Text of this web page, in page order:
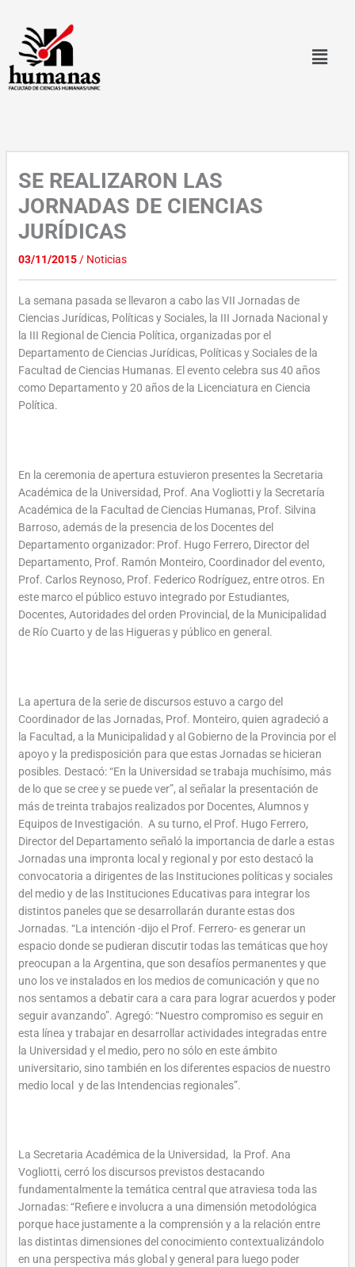
contenido
SE REALIZARON LAS
JORNADAS DE CIENCIAS
JURÍDICAS
03/11/2015/ Noticias
La semana pasada se llevaron a cabo las VII Jornadas de
Ciencias Jurídicas, Políticas y Sociales, la III Jornada Nacional y
la III Regional de Ciencia Política, organizadas por el
Departamento de Ciencias Jurídicas, Políticas y Sociales de la
Facultad de Ciencias Humanas. El evento celebra sus 40 años
como Departamento y 20 años de la Licenciatura en Ciencia
Política.
En la ceremonia de apertura estuvieron presentes la Secretaria
Académica de la Universidad, Prof. Ana Vogliotti y la Secretaría
Académica de la Facultad de Ciencias Humanas, Prof. Silvina
Barroso, además de la presencia de los Docentes del
Departamento organizador: Prof. Hugo Ferrero, Director del
Departamento, Prof. Ramón Monteiro, Coordinador del evento,
Prof. Carlos Reynoso, Prof. Federico Rodríguez, entre otros. En
este marco el público estuvo integrado por Estudiantes,
Docentes, Autoridades del orden Provincial, de la Municipalidad
de Río Cuarto y de las Higueras y público en general.
La apertura de la serie de discursos estuvo a cargo del
Coordinador de las Jornadas, Prof. Monteiro, quien agradeció a
la Facultad, a la Municipalidad y al Gobierno de la Provincia por el
apoyo y la predisposición para que estas Jornadas se hicieran
posibles. Destacó: “En la Universidad se trabaja muchísimo, más
de lo que se cree y se puede ver”, al señalar la presentación de
más de treinta trabajos realizados por Docentes, Alumnos y
Equipos de Investigación. A su turno, el Prof. Hugo Ferrero,
Director del Departamento señaló la importancia de darle a estas
Jornadas una impronta local y regional y por esto destacó la
convocatoria a dirigentes de las Instituciones políticas y sociales
del medio y de las Instituciones Educativas para integrar los
distintos paneles que se desarrollarán durante estas dos
Jornadas. “La intención -dijo el Prof. Ferrero- es generar un
espacio donde se pudieran discutir todas las temáticas que hoy
preocupan a la Argentina, que son desafíos permanentes y que
uno los ve instalados en los medios de comunicación y que no
nos sentamos a debatir cara a cara para lograr acuerdos y poder
seguir avanzando”. Agregó: “Nuestro compromiso es seguir en
esta línea y trabajar en desarrollar actividades integradas entre
la Universidad y el medio, pero no sólo en este ámbito
universitario, sino también en los diferentes espacios de nuestro
medio local y de las Intendencias regionales”.
La Secretaria Académica de la Universidad, la Prof. Ana
Vogliotti, cerró los discursos previstos destacando
fundamentalmente la temática central que atraviesa toda las
Jornadas: “Refiere e involucra a una dimensión metodológica
porque hace justamente a la comprensión y a la relación entre
las distintas dimensiones del conocimiento contextualizándolo
en una perspectiva más global y general para luego poder